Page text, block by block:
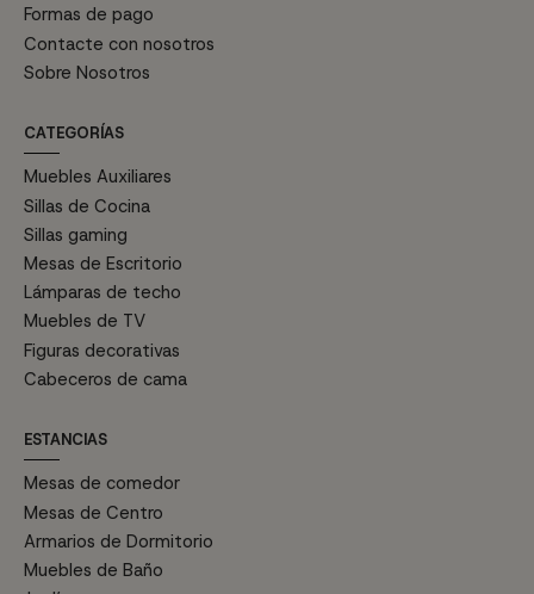
Formas de pago
Contacte con nosotros
Sobre Nosotros
CATEGORÍAS
Muebles Auxiliares
Sillas de Cocina
Sillas gaming
Mesas de Escritorio
Lámparas de techo
Muebles de TV
Figuras decorativas
Cabeceros de cama
ESTANCIAS
Mesas de comedor
Mesas de Centro
Armarios de Dormitorio
Muebles de Baño